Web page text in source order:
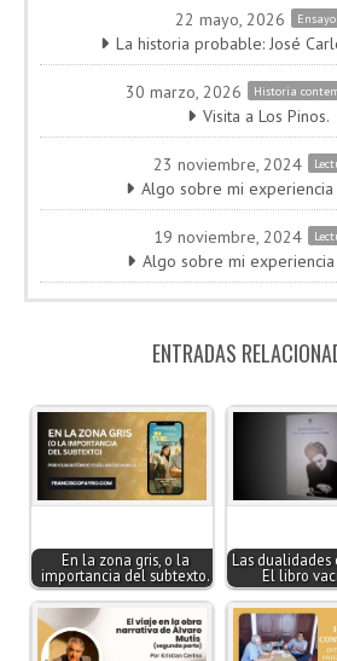
22 mayo, 2026 Ensayo
La historia probable: José
30 marzo, 2026 Historia
Visita a Los Pinos.
23 noviembre, 2024
Algo sobre mi experiencia
19 noviembre, 2024
Algo sobre mi
ENTRADAS
En la zona gris, o la
importancia del subtexto.
Las dualidades
El libro